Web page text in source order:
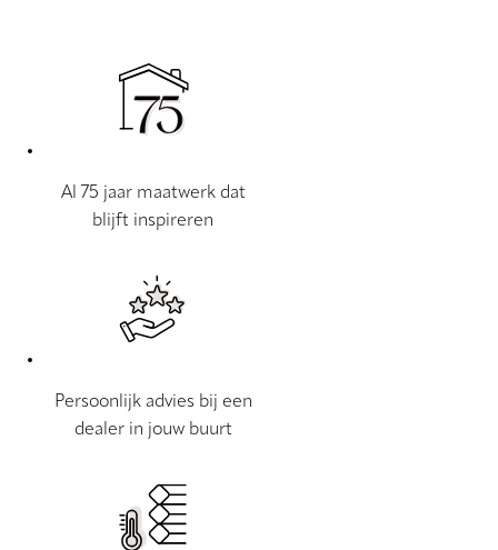
Al 75 jaar maatwerk dat
blijft inspireren
Persoonlijk advies bij een
dealer in jouw buurt